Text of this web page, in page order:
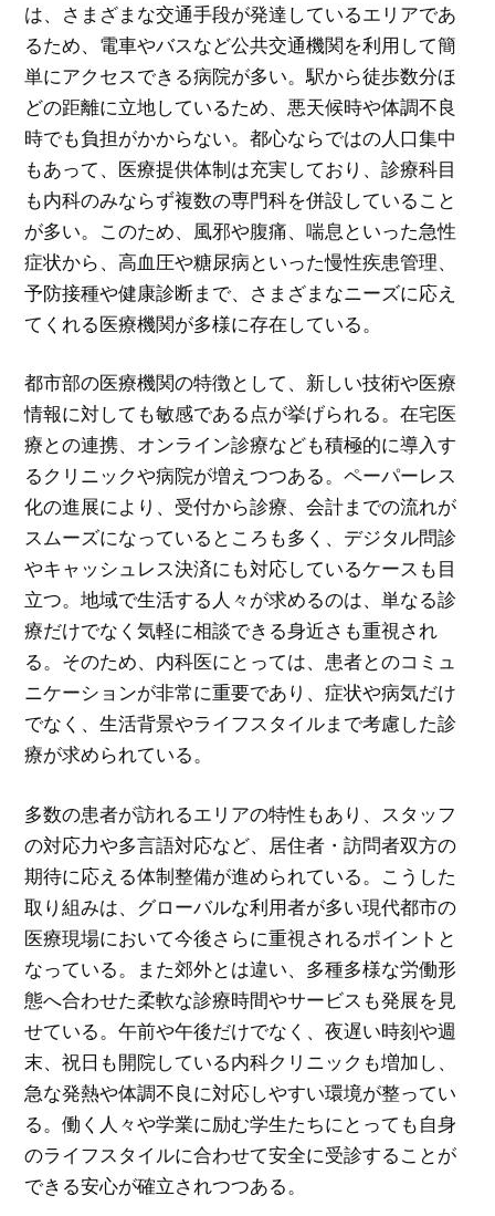
は、さまざまな交通手段が発達しているエリアであ
るため、電車やバスなど公共交通機関を利用して簡
単にアクセスできる病院が多い。駅から徒歩数分ほ
どの距離に立地しているため、悪天候時や体調不良
時でも負担がかからない。都心ならではの人口集中
もあって、医療提供体制は充実しており、診療科目
も内科のみならず複数の専門科を併設していること
が多い。このため、風邪や腹痛、喘息といった急性
症状から、高血圧や糖尿病といった慢性疾患管理、
予防接種や健康診断まで、さまざまなニーズに応え
てくれる医療機関が多様に存在している。
都市部の医療機関の特徴として、新しい技術や医療
情報に対しても敏感である点が挙げられる。在宅医
療との連携、オンライン診療なども積極的に導入す
るクリニックや病院が増えつつある。ペーパーレス
化の進展により、受付から診療、会計までの流れが
スムーズになっているところも多く、デジタル問診
やキャッシュレス決済にも対応しているケースも目
立つ。地域で生活する人々が求めるのは、単なる診
療だけでなく気軽に相談できる身近さも重視され
る。そのため、内科医にとっては、患者とのコミュ
ニケーションが非常に重要であり、症状や病気だけ
でなく、生活背景やライフスタイルまで考慮した診
療が求められている。
多数の患者が訪れるエリアの特性もあり、スタッフ
の対応力や多言語対応など、居住者・訪問者双方の
期待に応える体制整備が進められている。こうした
取り組みは、グローバルな利用者が多い現代都市の
医療現場において今後さらに重視されるポイントと
なっている。また郊外とは違い、多種多様な労働形
態へ合わせた柔軟な診療時間やサービスも発展を見
せている。午前や午後だけでなく、夜遅い時刻や週
末、祝日も開院している内科クリニックも増加し、
急な発熱や体調不良に対応しやすい環境が整ってい
る。働く人々や学業に励む学生たちにとっても自身
のライフスタイルに合わせて安全に受診することが
できる安心が確立されつつある。